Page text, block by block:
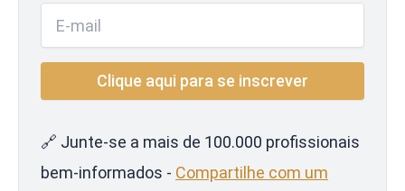
🔗 Junte-se a mais de 100.000 profissionais
bem-informados - Compartilhe com um